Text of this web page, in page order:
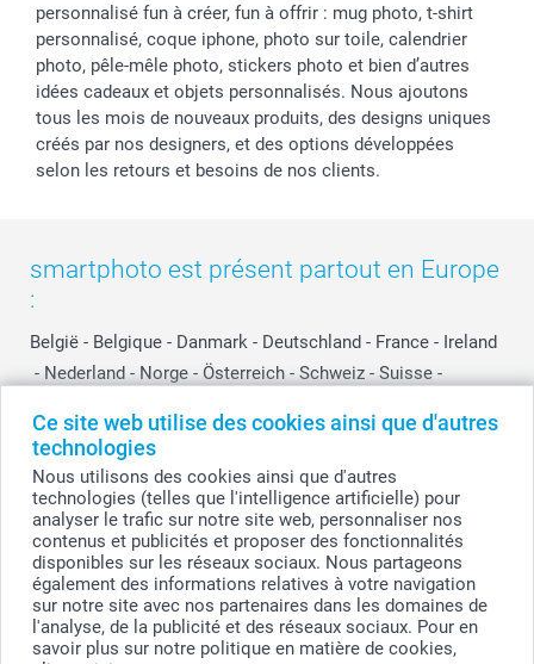
Ce site web utilise des cookies ainsi que d'autres
technologies
Nous utilisons des cookies ainsi que d'autres
technologies (telles que l'intelligence artificielle) pour
analyser le trafic sur notre site web, personnaliser nos
contenus et publicités et proposer des fonctionnalités
disponibles sur les réseaux sociaux. Nous partageons
également des informations relatives à votre navigation
sur notre site avec nos partenaires dans les domaines de
l'analyse, de la publicité et des réseaux sociaux. Pour en
savoir plus sur notre politique en matière de cookies,
personnalisé fun à créer, fun à offrir : mug photo, t-shirt
personnalisé, coque iphone, photo sur toile, calendrier
photo, pêle-mêle photo, stickers photo et bien d’autres
idées cadeaux et objets personnalisés. Nous ajoutons
tous les mois de nouveaux produits, des designs uniques
créés par nos designers, et des options développées
selon les retours et besoins de nos clients.
smartphoto est présent partout en Europe
:
België - Belgique - Danmark - Deutschland - France - Ireland
- Nederland - Norge - Österreich - Schweiz - Suisse -
Other Countries
© smartphoto group. Tous droits réservés
smartphoto group SA.
Siège social : Kwatrechtsteenweg 160, 9230 Wetteren, Belgique
Numéro de TVA BE 0405.706.755
Tous les prix sont en EURO (€), TVA incluse et hors frais de port.